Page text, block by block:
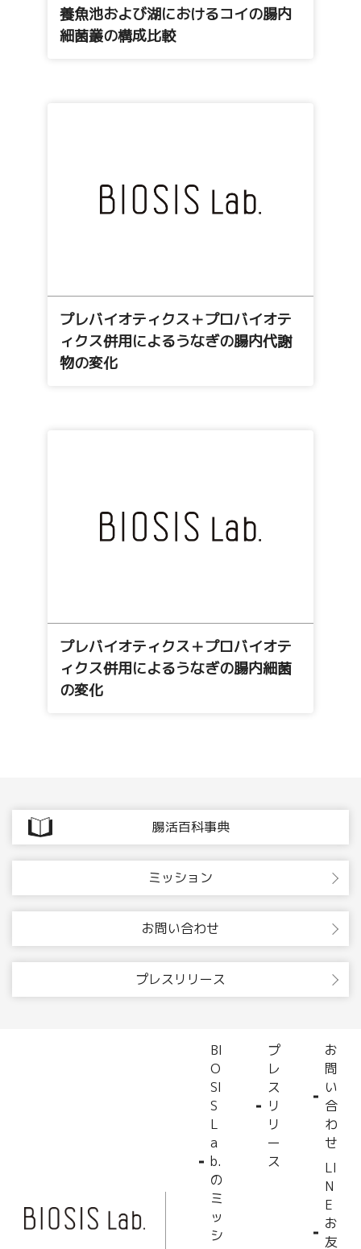
養魚池および湖におけるコイの腸内
細菌叢の構成比較
プレバイオティクス＋プロバイオテ
ィクス併用によるうなぎの腸内代謝
物の変化
プレバイオティクス＋プロバイオテ
ィクス併用によるうなぎの腸内細菌
の変化
腸活百科事典
ミッション
お問い合わせ
プレスリリース
BI
O
SI
S
L
a
b.
の
ミ
ッ
シ
プ
レ
ス
リ
リ
ー
ス
お
問
い
合
わ
せ
LI
N
E
お
友